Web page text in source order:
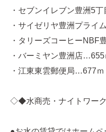
・セブンイレブン豊洲5
・サイゼリヤ豊洲プライ
・タリーズコーヒーNBF
・バーミヤン豊洲店…655
・江東東雲郵便局…677ｍ
◇◆水商売・ナイトワー